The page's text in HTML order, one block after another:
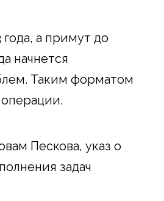
а примут до
начнется
Таким форматом
Пескова, указ о
задач